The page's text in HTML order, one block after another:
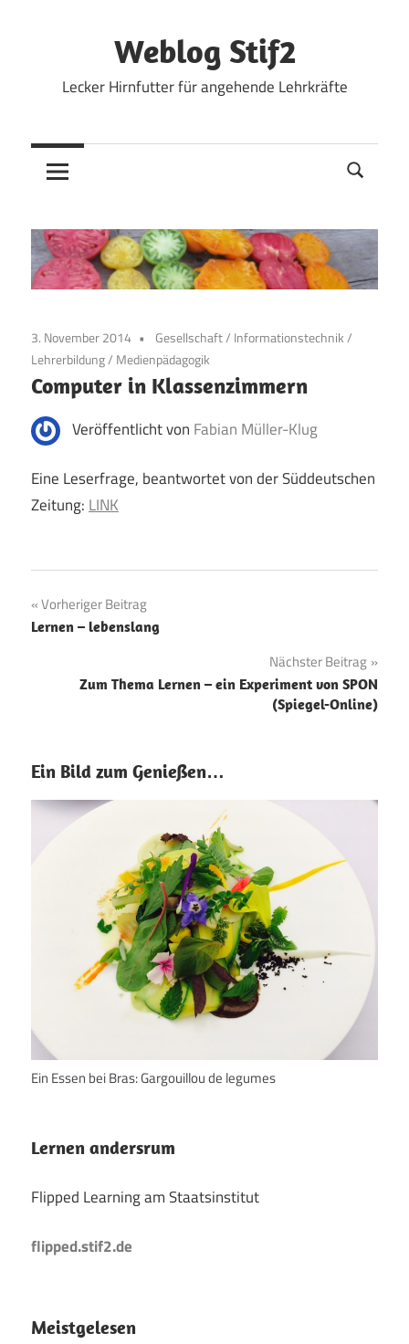
Weblog Stif2
Lecker Hirnfutter für angehende Lehrkräfte
3. November 2014 Gesellschaft/ Informationstechnik/
Lehrerbildung/ Medienpädagogik
Computer in Klassenzimmern
Veröffentlicht von Fabian Müller-Klug
Eine Leserfrage, beantwortet von der Süddeutschen
Zeitung:LINK
Beitragsnavigation
Vorheriger Beitrag
Lernen – lebenslang
Nächster Beitrag
Zum Thema Lernen – ein Experiment von SPON
(Spiegel-Online)
Ein Bild zum Genießen…
Ein Essen bei Bras: Gargouillou de legumes
Lernen andersrum
Flipped Learning am Staatsinstitut
flipped.stif2.de
Meistgelesen